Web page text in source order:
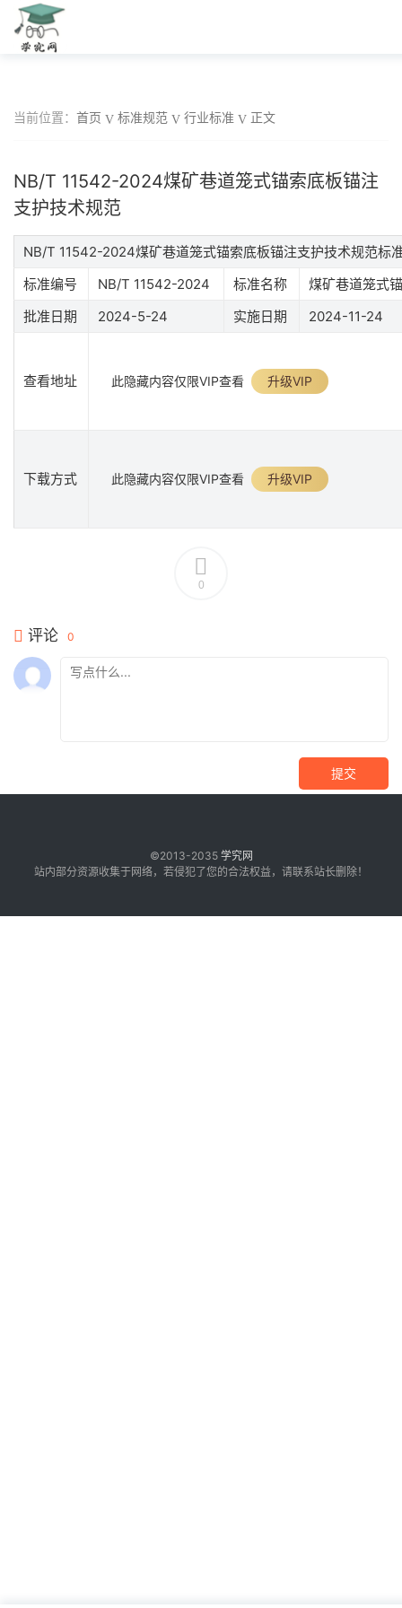
当前位置： 首页 标准规范 行业标准 正文
NB/T 11542-2024煤矿巷道笼式锚索底板锚注
支护技术规范
NB/T 11542-2024煤矿巷道笼式锚索底板锚注支护技术规范标
标准编号
NB/T 11542-2024 标准名称
煤矿巷道笼式
批准日期
2024-5-24 实施日期 2024-11-24
查看地址 此隐藏内容仅限VIP查看 升级VIP
下载方式 此隐藏内容仅限VIP查看 升级VIP
0
评论 0
提交
©2013-2035 学究网
站内部分资源收集于网络，若侵犯了您的合法权益，请联系站长删除！